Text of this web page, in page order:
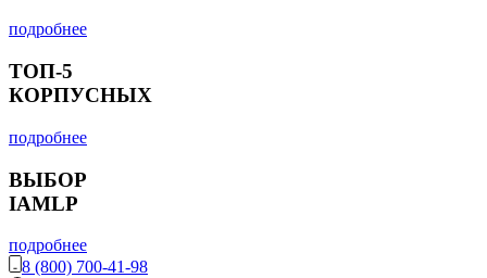
подробнее
ТОП-5
КОРПУСНЫХ
подробнее
ВЫБОР
IAMLP
подробнее
8 (800) 700-41-98